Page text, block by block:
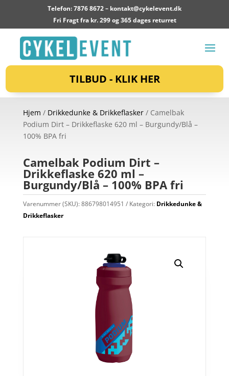
Telefon: 7876 8672 – kontakt@cykelevent.dk
Fri Fragt fra kr. 299 og 365 dages returret
TILBUD - KLIK HER
Hjem / Drikkedunke & Drikkeflasker/ Camelbak
Podium Dirt – Drikkeflaske 620 ml – Burgundy/Blå –
100% BPA fri
Camelbak Podium Dirt –
Drikkeflaske 620 ml –
Burgundy/Blå – 100% BPA fri
Varenummer (SKU):886798014951 Kategori: Drikkedunke &
Drikkeflasker